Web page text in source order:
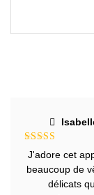
Note5sur
5
J'adore cet
beaucoup de
délicats